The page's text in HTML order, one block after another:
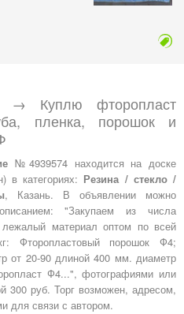
→ Куплю фторопласт
пленка, порошок и
№4939574 находится на доске
в категориях: Резина / стекло /
, Казань. В объявлении можно
"Закупаем из числа
лежалый материал оптом по всей
Фторопластовый порошок Ф4;
от 20-90 длиной 400 мм. диаметр
Ф4...", фотографиями или
300 руб. Торг возможен, адресом,
для связи с автором.